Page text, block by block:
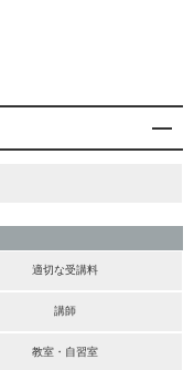
適切な受講料
講師
教室・自習室